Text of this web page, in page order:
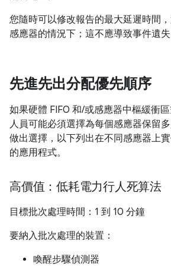
您隨時可以修改報告的最大延遲時間
感應器的情況下；這不應導致事件遺失
先進先出分配優先順序
如果硬體 FIFO 和/或感應器中樞緩衝
人員可能必須選擇為每個感應器保留
做出選擇，以下列出在不同感應器上
的應用程式。
高價值：低耗電力行人死算法
目標批次處理時間：1 到 10 分鐘
要納入批次處理的裝置：
喚醒步驟偵測器